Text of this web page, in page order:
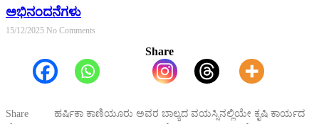
ಅಭಿನಂದನೆಗಳು
15/12/2025 No Comments
Share
Share ಹರ್ಷಿಕಾ ಕಾಣಿಯೂರು ಅವರ ಬಾಲ್ಯದ ವಯಸ್ಸಿನಲ್ಲಿಯೇ ಕೃಷಿ ಕಾರ್ಯದ